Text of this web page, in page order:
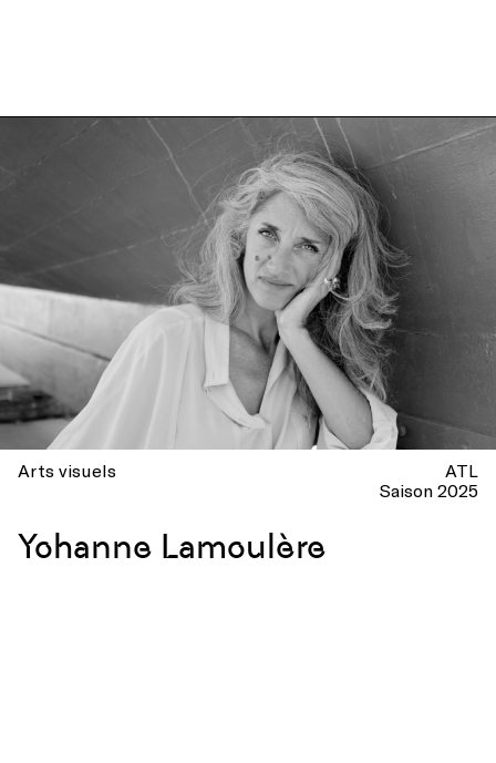
Arts visuels
ATL
Saison 2025
Yohanne Lamoulère